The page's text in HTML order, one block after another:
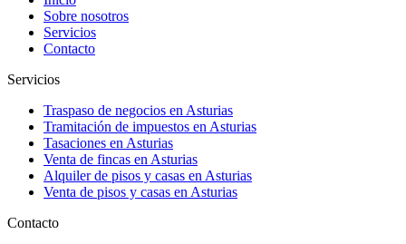
Sobre nosotros
Servicios
Contacto
Servicios
Traspaso de negocios en Asturias
Tramitación de impuestos en Asturias
Tasaciones en Asturias
Venta de fincas en Asturias
Alquiler de pisos y casas en Asturias
Venta de pisos y casas en Asturias
Contacto